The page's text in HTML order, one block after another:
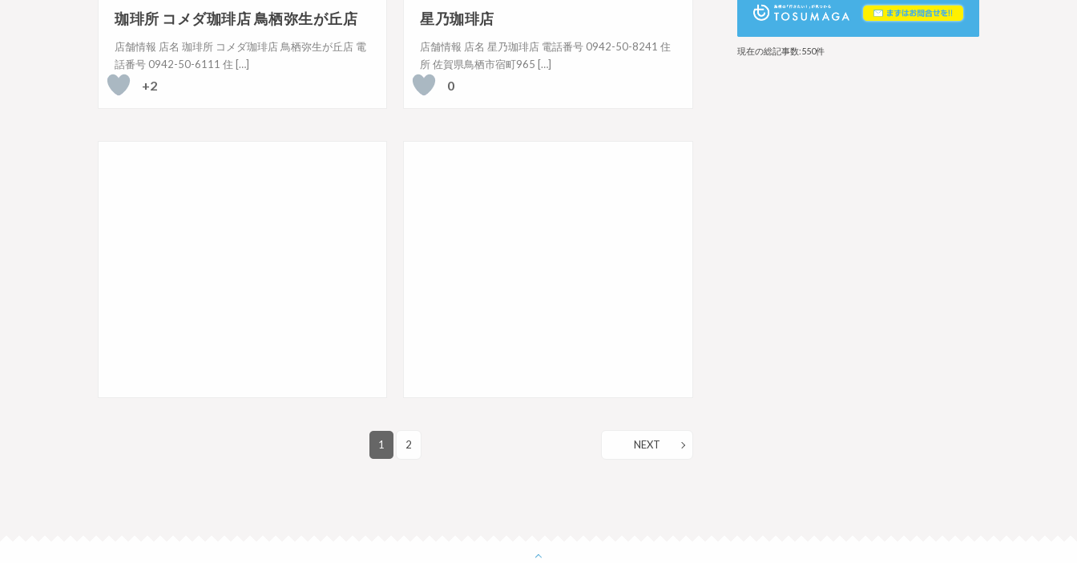
珈琲所 コメダ珈琲店 鳥栖弥生が丘店
店舗情報 店名 珈琲所 コメダ珈琲店 鳥栖弥生が丘店 電
話番号 0942-50-6111 住 […]
+2
星乃珈琲店
店舗情報 店名 星乃珈琲店 電話番号 0942-50-8241 住
所 佐賀県鳥栖市宿町965 […]
0
1 2 NEXT
現在の総記事数:550件